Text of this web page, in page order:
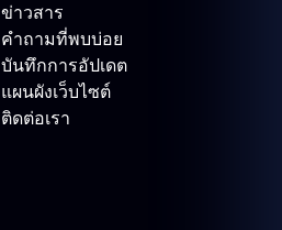
ข่าวสาร
คำถามที่พบบ่อย
บันทึกการอัปเดต
แผนผังเว็บไซต์
ติดต่อเรา